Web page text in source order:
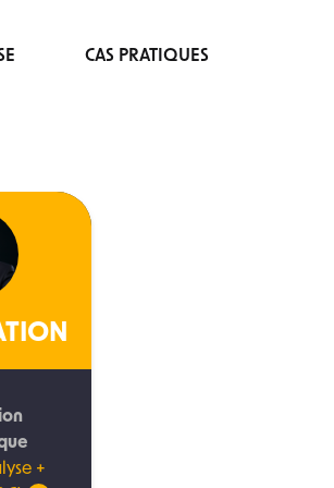
CAS PRATIQUES
+